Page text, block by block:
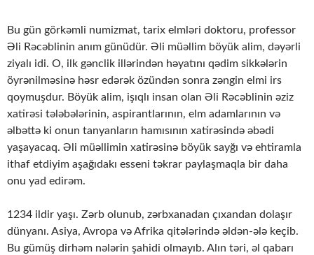
Bu gün görkəmli numizmat, tarix elmləri doktoru, professor
Əli Rəcəblinin anım günüdür. Əli müəllim böyük alim, dəyərli
ziyalı idi. O, ilk gənclik illərindən həyatını qədim sikkələrin
öyrənilməsinə həsr edərək özündən sonra zəngin elmi irs
qoymuşdur. Böyük alim, işıqlı insan olan Əli Rəcəblinin əziz
xatirəsi tələbələrinin, aspirantlarının, elm adamlarının və
əlbəttə ki onun tanyanların hamısının xatirəsində əbədi
yaşayacaq. Əli müəllimin xatirəsinə böyük sayğı və ehtiramla
ithaf etdiyim aşağıdakı esseni təkrar paylaşmaqla bir daha
onu yad edirəm.
1234 ildir yaşı. Zərb olunub, zərbxanadan çıxandan dolaşır
dünyanı. Asiya, Avropa və Afrika qitələrində əldən-ələ keçib.
Bu gümüş dirhəm nələrin şahidi olmayıb. Alın təri, əl qabarı